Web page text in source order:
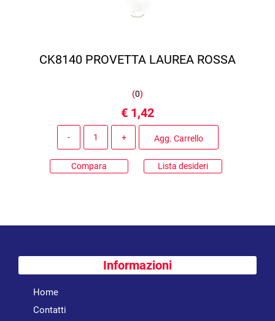
CK8140 PROVETTA LAUREA ROSSA
(0)
€ 1,42
Agg. Carrello
Compara Lista desideri
Informazioni
Home
Contatti